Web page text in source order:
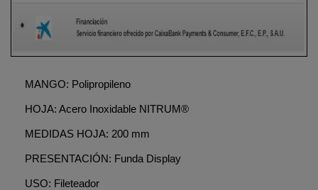
MANGO: Polipropileno
HOJA: Acero Inoxidable NITRUM®
MEDIDAS HOJA: 200 mm
PRESENTACIÓN: Funda Display
USO: Fileteador